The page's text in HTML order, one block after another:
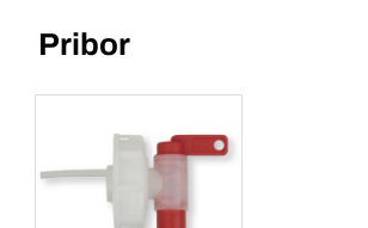
Pribor